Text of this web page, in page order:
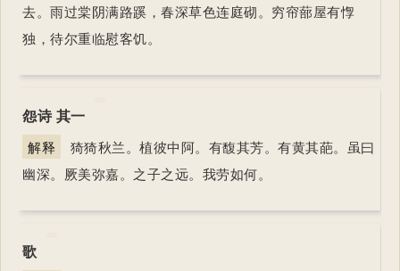
去。雨过棠阴满路蹊，春深草色连庭砌。穷帘蔀屋有惸
独，待尔重临慰客饥。
怨诗 其一
解释
猗猗秋兰。植彼中阿。有馥其芳。有黄其葩。虽曰
幽深。厥美弥嘉。之子之远。我劳如何。
歌